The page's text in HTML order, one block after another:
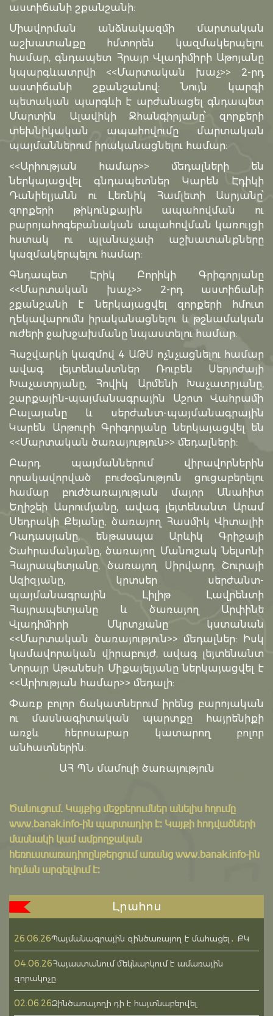
աստիճանի շքանշանի:
Միավորման անձնակազմի մարտական
աշխատանքը հմտորեն կազմակերպելու
համար, գնդապետ Հրայր Վլադիմիրի Աթոյանը
կպարգևատրվի <<Մարտական խաչ>> 2-րդ
աստիճանի շքանշանով: Նույն կարգի
պետական պարգևի է արժանացել գնդապետ
Մարտին Ալավիկի Ջհանգիրյանը՝ զորքերի
տեխնիկական ապահովումը մարտական
պայմաններում իրականացնելու համար:
<<Արիության համար>> մեդալների են
ներկայացվել գնդապետներ Կարեն Էդիկի
Դանիելյանն ու Լեռնիկ Համլետի Ասրյանը՝
զորքերի թիկունքային ապահովման ու
բարոյահոգեբանական ապահովման կառույցի
հստակ ու պլանաչափ աշխատանքները
կազմակերպելու համար:
Գնդապետ Էրիկ Բորիկի Գրիգորյանը
<<Մարտական խաչ>> 2-րդ աստիճանի
շքանշանի է ներկայացվել զորքերի հմուտ
ղեկավարումն իրականացնելու և թշնամական
ուժերի ջախջախմանը նպաստելու համար:
Հաշվարկի կազմով 4 ԱԹՍ ոչնչացնելու համար
ավագ լեյտենանտներ Ռուբեն Սերյոժայի
Խաչատրյանը, Հովիկ Արմենի Խաչատրյանը,
շարքային-պայմանագրային Աշոտ Վահրամի
Բալայանը և սերժանտ-պայմանագրային
Կարեն Արթուրի Գրիգորյանը ներկայացվել են
<<Մարտական ծառայություն>> մեդալների:
Բարդ պայմաններում վիրավորներին
որակավորված բուժօգնություն ցուցաբերելու
համար բուժծառայության մայոր Անահիտ
Եղիշեի Ասրումյանը, ավագ լեյտենանտ Արամ
Սեդրակի Քեյանը, ծառայող Հասմիկ Վիտալիի
Դադասյանը, ենթասպա Արևիկ Գրիշայի
Շահրամանյանը, ծառայող Մանուշակ Նելսոնի
Հայրապետյանը, ծառայող Սիրվարդ Շուրայի
Ազիզյանը, կրտսեր սերժանտ-
պայմանագրային Լիլիթ Լավրենտի
Հայրապետյանը և ծառայող Արփինե
Վլադիմիրի Մկրտչյանը կստանան
<<Մարտական ծառայություն>> մեդալներ: Իսկ
կամավորական վիրաբույժ, ավագ լեյտենանտ
Նորայր Աթանեսի Միքայելյանը ներկայացվել է
<<Արիության համար>> մեդալի:
Փառք բոլոր ճակատներում իրենց բարոյական
ու մասնագիտական պարտքը հայրենիքի
առջև հերոսաբար կատարող բոլոր
անհատներին:
ԱՀ ՊՆ մամուլի ծառայություն
Ծանուցում․ Կայքից մեջբերումներ անելիս հղումը
www.banak.info-ին պարտադիր է: Կայքի հոդվածների
մասնակի կամ ամբողջական
հեռուստառադիոընթերցում առանց www.banak.info-ին
հղման արգելվում է:
Լրահոս
26.06.26Պայմանագրային զինծառայող է մահացել․ ՔԿ
04.06.26Հայաստանում մեկնարկում է ամառային
զորակոչը
02.06.26Զինծառայողի դի է հայտնաբերվել